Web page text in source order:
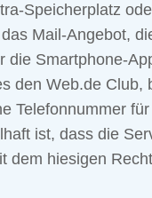
Speicherplatz
Mail-Angebot,
die Smartphone-
den Web.de Club,
Telefonnummer
ist, dass die
dem hiesigen